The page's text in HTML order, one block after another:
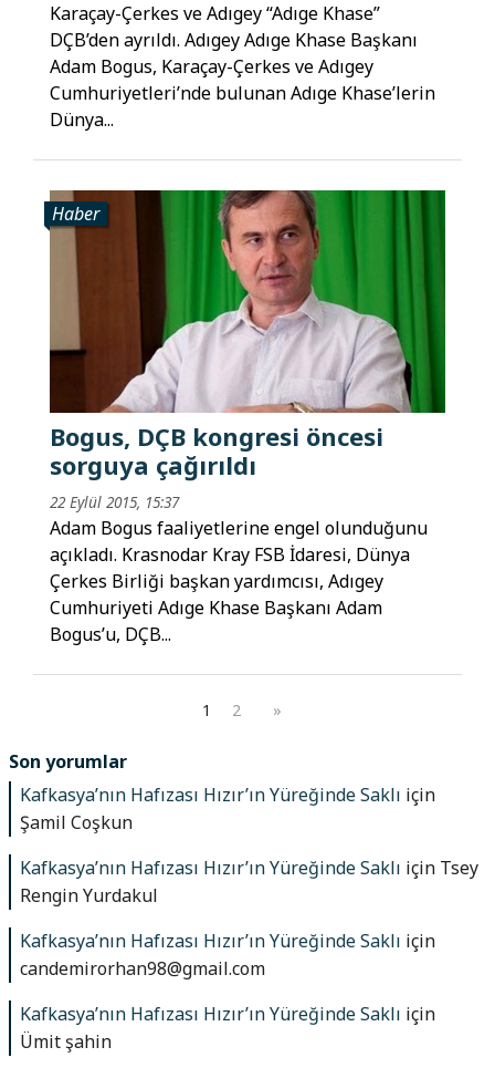
Karaçay-Çerkes ve Adıgey “Adıge Khase”
DÇB’den ayrıldı. Adıgey Adıge Khase Başkanı
Adam Bogus, Karaçay-Çerkes ve Adıgey
Cumhuriyetleri’nde bulunan Adıge Khase’lerin
Dünya...
Haber
Bogus, DÇB kongresi öncesi
sorguya çağırıldı
22 Eylül 2015, 15:37
Adam Bogus faaliyetlerine engel olunduğunu
açıkladı. Krasnodar Kray FSB İdaresi, Dünya
Çerkes Birliği başkan yardımcısı, Adıgey
Cumhuriyeti Adıge Khase Başkanı Adam
Bogus’u, DÇB...
1 2 »
Son yorumlar
Kafkasya’nın Hafızası Hızır’ın Yüreğinde Saklı için
Şamil Coşkun
Kafkasya’nın Hafızası Hızır’ın Yüreğinde Saklı için Tsey
Rengin Yurdakul
Kafkasya’nın Hafızası Hızır’ın Yüreğinde Saklı için
candemirorhan98@gmail.com
Kafkasya’nın Hafızası Hızır’ın Yüreğinde Saklı için
Ümit şahin